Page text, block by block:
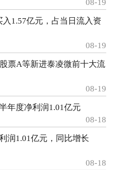
08-19
1.57亿元，占当日流入资
08-19
票A等新进泰凌微前十大流
08-19
年度净利润1.01亿元
08-18
润1.01亿元，同比增长
08-18